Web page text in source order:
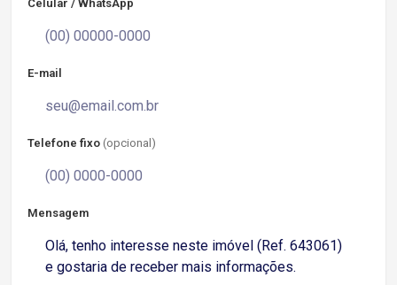
Celular / WhatsApp
E-mail
Telefone fixo (opcional)
Mensagem